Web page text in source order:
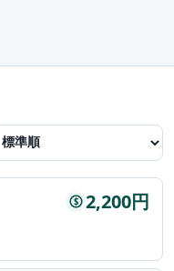
$ 2,200円